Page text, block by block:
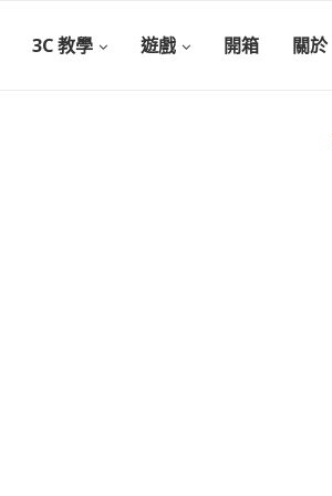
3C 教學 遊戲 開箱 關於